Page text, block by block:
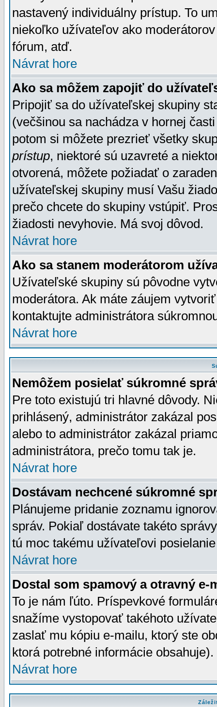
nastavený individuálny prístup. To
niekoľko užívateľov ako
fórum, atď.
Návrat hore
Ako sa môžem zapojiť do
Pripojiť sa do užívateľskej skupiny
(večšinou sa nachádza v hornej
potom si môžete prezrieť všetky
prístup, niektoré sú uzavreté a
otvorená, môžete požiadať o
užívateľskej skupiny musí Vašu
prečo chcete do skupiny vstúpiť.
žiadosti nevyhovie. Má svoj dôvod.
Návrat hore
Ako sa stanem moderátorom
Užívateľské skupiny sú pôvodne
moderátora. Ak máte záujem
kontaktujte administrátora
Návrat hore
Nemôžem posielať súkromné
Pre toto existujú tri hlavné dôvody.
prihlásený, administrátor zakázal
alebo to administrátor zakázal
administrátora, prečo tomu tak je.
Návrat hore
Dostávam nechcené súkromné
Plánujeme pridanie zoznamu
správ. Pokiaľ dostávate takéto
tú moc takému užívateľovi
Návrat hore
Dostal som spamový a otravný e-
To je nám ľúto. Príspevkové
snažíme vystopovať takéhoto
zaslať mu kópiu e-mailu, ktorý ste
ktorá potrebné informácie
Návrat hore